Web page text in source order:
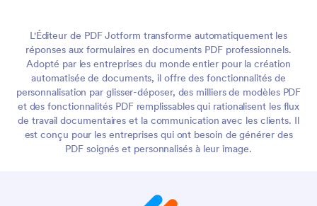
L'Éditeur de PDF Jotform transforme automatiquement les
réponses aux formulaires en documents PDF professionnels.
Adopté par les entreprises du monde entier pour la création
automatisée de documents, il offre des fonctionnalités de
personnalisation par glisser-déposer, des milliers de modèles PDF
et des fonctionnalités PDF remplissables qui rationalisent les flux
de travail documentaires et la communication avec les clients. Il
est conçu pour les entreprises qui ont besoin de générer des
PDF soignés et personnalisés à leur image.